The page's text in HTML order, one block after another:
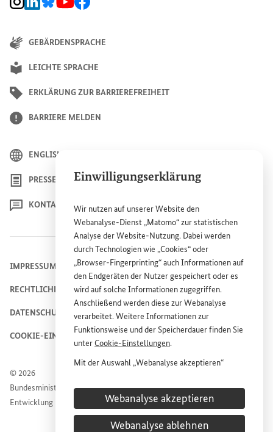
Einwilligungserklärung
Wir nutzen auf unsererWebsite den
Webanalyse-Dienst „Matomo“ zur statistischen
Analyse derWebsite-Nutzung. Dabei werden
durch Technologien wie „Cookies“ oder
„Browser-Fingerprinting“ auch Informationen auf
den Endgeräten der Nutzer gespeichert oder es
wird auf solche Informationen zugegriffen.
Anschließend werden diese zur Webanalyse
verarbeitet. Weitere Informationen zur
Funktionsweise und der Speicherdauer finden Sie
unterCookie-Einstellungen.
Mit der Auswahl „Webanalyse akzeptieren“
Dienstes „Matomo“ auf derWebsitedes
Bundesministeriums für wirtschaftliche
Entwicklung und Zusammenarbeit (BMZ) zu.
Diese Einwilligung ist freiwillig, für die Nutzung
Webanalyse akzeptieren
Webanalyse ablehnen
BMZ Instagram-Kanal, Externer Link
BMZ LinkedIn Unternehmensseite, Externer Link
BMZ Bluesky-Seite, Externer Link
BMZ Youtube-Kanal, Externer Link
BMZ Facebook-Seite, Externer Link
GEBÄRDENSPRACHE
LEICHTE SPRACHE
ERKLÄRUNG ZUR BARRIEREFREIHEIT
BARRIERE MELDEN
ENGLISH
PRESSE
KONTAKT
© 2026
Bundesministerium für wirtschaftliche Zusammenarbeit und
Entwicklung
IMPRESSUM
RECHTLICHE HINWEISE
DATENSCHUTZHINWEIS
COOKIE-EINSTELLUNGEN